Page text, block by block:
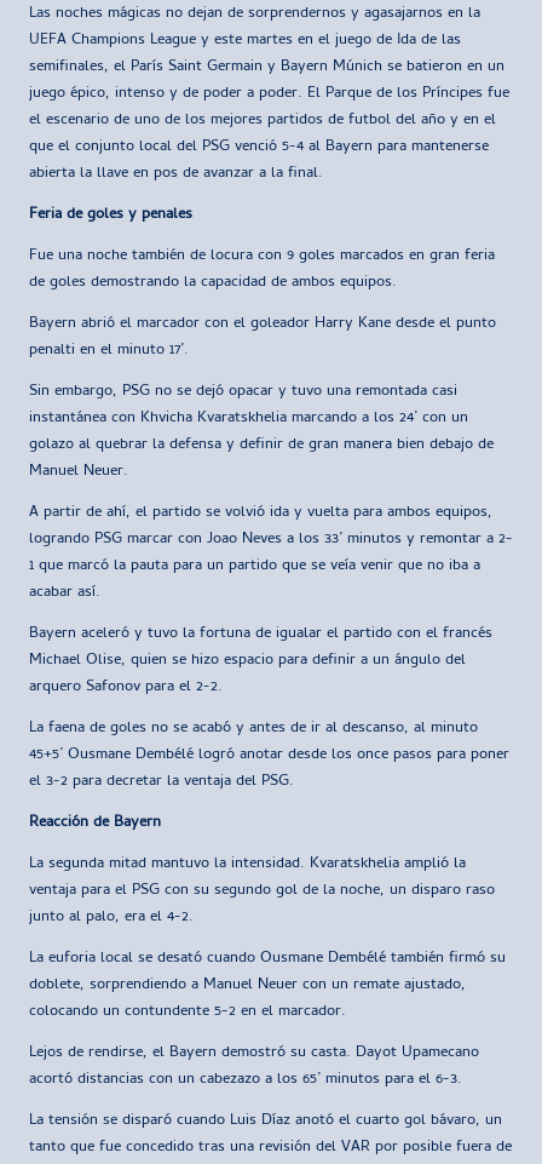
Las noches mágicas no dejan de sorprendernos y agasajarnos en la
UEFA Champions League y este martes en el juego de Ida de las
semifinales, el París Saint Germain y Bayern Múnich se batieron en un
juego épico, intenso y de poder a poder. El Parque de los Príncipes fue
el escenario de uno de los mejores partidos de futbol del año y en el
que el conjunto local del PSG venció 5-4 al Bayern para mantenerse
abierta la llave en pos de avanzar a la final.
Feria de goles y penales
Fue una noche también de locura con 9 goles marcados en gran feria
de goles demostrando la capacidad de ambos equipos.
Bayern abrió el marcador con el goleador Harry Kane desde el punto
penalti en el minuto 17’.
Sin embargo, PSG no se dejó opacar y tuvo una remontada casi
instantánea con Khvicha Kvaratskhelia marcando a los 24’ con un
golazo al quebrar la defensa y definir de gran manera bien debajo de
Manuel Neuer.
A partir de ahí, el partido se volvió ida y vuelta para ambos equipos,
logrando PSG marcar con Joao Neves a los 33’ minutos y remontar a 2-
1 que marcó la pauta para un partido que se veía venir que no iba a
acabar así.
Bayern aceleró y tuvo la fortuna de igualar el partido con el francés
Michael Olise, quien se hizo espacio para definir a un ángulo del
arquero Safonov para el 2-2.
La faena de goles no se acabó y antes de ir al descanso, al minuto
45+5’ Ousmane Dembélé logró anotar desde los once pasos para poner
el 3-2 para decretar la ventaja del PSG.
Reacción de Bayern
La segunda mitad mantuvo la intensidad. Kvaratskhelia amplió la
ventaja para el PSG con su segundo gol de la noche, un disparo raso
junto al palo, era el 4-2.
La euforia local se desató cuando Ousmane Dembélé también firmó su
doblete, sorprendiendo a Manuel Neuer con un remate ajustado,
colocando un contundente 5-2 en el marcador.
Lejos de rendirse, el Bayern demostró su casta. Dayot Upamecano
acortó distancias con un cabezazo a los 65’ minutos para el 6-3.
La tensión se disparó cuando Luis Díaz anotó el cuarto gol bávaro, un
tanto que fue concedido tras una revisión del VAR por posible fuera de